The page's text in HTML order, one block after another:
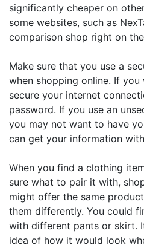
significantly cheaper on
some websites, such as
comparison shop right on
Make sure that you use a
when shopping online. If
secure your internet
password. If you use an
you may not want to have
can get your information
When you find a clothing
sure what to pair it with,
might offer the same
them differently. You could
with different pants or skirt.
idea of how it would look